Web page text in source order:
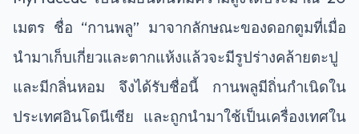
เมตร ชื่อ “กานพลู” มาจากลักษณะของดอกตูมที่เมื่อ
นำมาเก็บเกี่ยวและตากแห้งแล้วจะมีรูปร่างคล้ายตะปู
และมีกลิ่นหอม จึงได้รับชื่อนี้ กานพลูมีถิ่นกำเนิดใน
ประเทศอินโดนีเซีย และถูกนำมาใช้เป็นเครื่องเทศใน